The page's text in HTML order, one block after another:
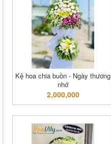
Kệ hoa chia buồn - Ngày thương
nhớ
2,000,000